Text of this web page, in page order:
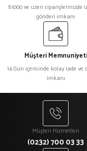
₺1000 ve üzeri siparişlerinizde
gönderi imkanı
Müşteri Memnuniyeti
14 Gün içerisinde kolay iade ve
imkanı
Müşteri Hizmetleri
(0232) 700 03 33